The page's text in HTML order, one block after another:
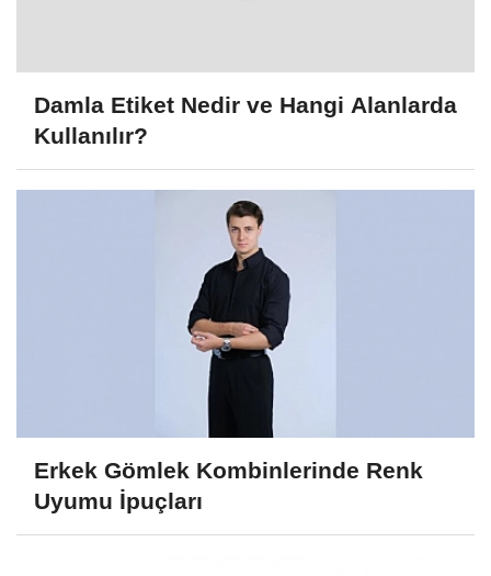
Damla Etiket Nedir ve Hangi Alanlarda
Kullanılır?
Erkek Gömlek Kombinlerinde Renk
Uyumu İpuçları